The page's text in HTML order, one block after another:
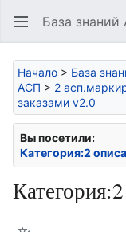
База
Начало > База
АСП > 2
заказами v2.0
Вы посетили:
Категория:2
Категория: